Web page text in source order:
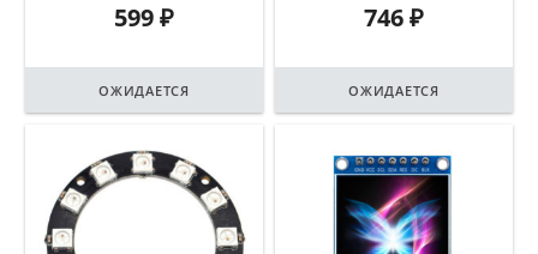
599₽
ОЖИДАЕТСЯ
746₽
ОЖИДАЕТСЯ